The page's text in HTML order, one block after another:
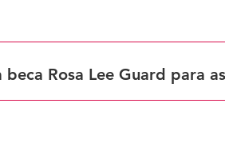
beca Rosa Lee Guard para